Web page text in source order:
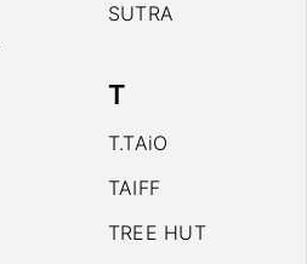
SUTRA
T
T.TAiO
TAIFF
TREE HUT